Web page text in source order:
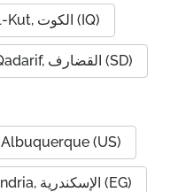
Al-Kut, الكوت (IQ)
Al-Qadarif, القضارف (SD)
Albuquerque (US)
Alexandria, الإسكندرية (EG)